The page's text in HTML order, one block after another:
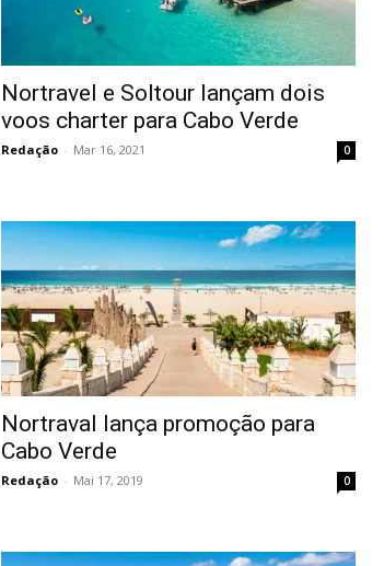
Nortravel e Soltour lançam dois
voos charter para Cabo Verde
Redação - Mar 16, 2021 0
Nortraval lança promoção para
Cabo Verde
Redação - Mai 17, 2019 0